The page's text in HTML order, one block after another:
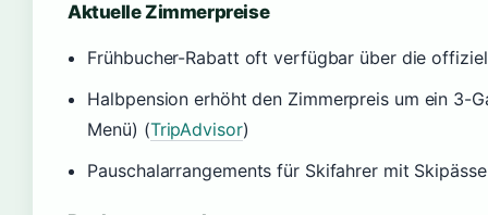
Aktuelle Zimmerpreise
Frühbucher-Rabatt oft verfügbar über die
Halbpension erhöht den Zimmerpreis um ein 3-
Menü) (TripAdvisor)
Pauschalarrangements für Skifahrer mit